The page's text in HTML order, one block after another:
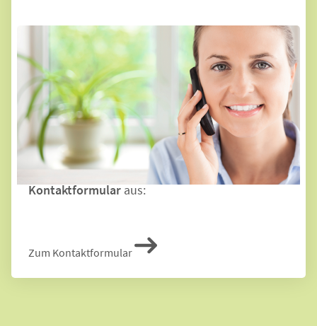
Persönlich für Sie erreichbar
E-Mail:info@landhaus-kueche.de
Telefon: 0521 - 93 45 96 17
Mo. - Fr. von 08.00 bis 18.00 Uhr
Oder füllen Sie ganz bequem unser
Kontaktformularaus:
Zum Kontaktformular